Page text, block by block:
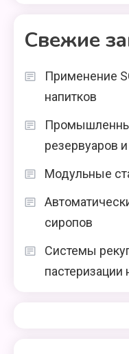
Свежие
Применение
напитков
резервуаров
Модульные
сиропов
Системы
пастеризации